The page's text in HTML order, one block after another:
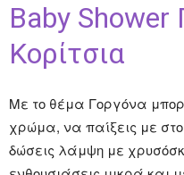
Baby Shower
Κορίτσια
Με το θέμα Γοργόνα
χρώμα, να παίξεις με
δώσεις λάμψη με